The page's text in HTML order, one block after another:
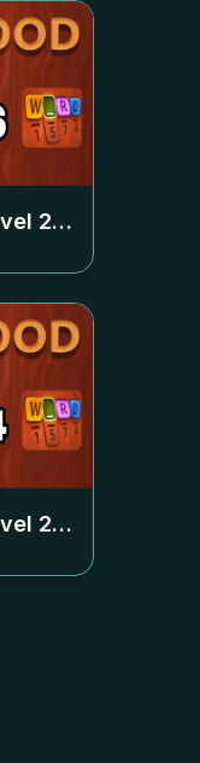
285-286
293-294